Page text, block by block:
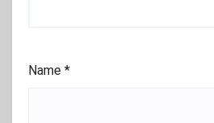
Name *